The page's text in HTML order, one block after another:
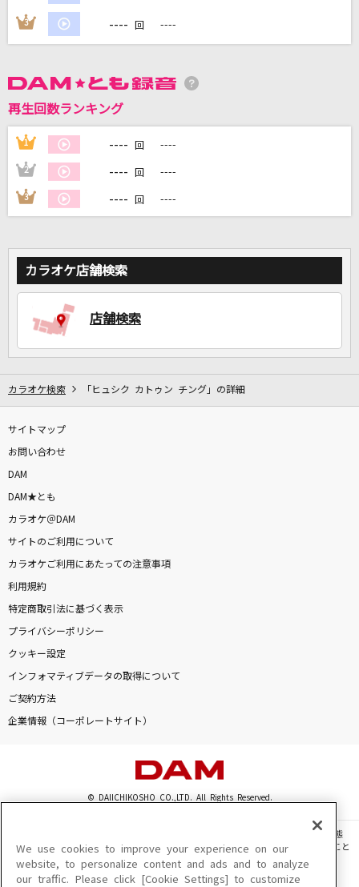
マザーランド
Ado
もっと見る
DAMの新曲・ランキングなど
カラオケ最新情報をチェック！
カラオケをもっと楽しもう！
家族や友達と一緒に！練習にも！
3 ---- 回 ----
再生回数ランキング
1 ---- 回 ----
2 ---- 回 ----
3 ---- 回 ----
カラオケ店舗検索
店舗検索
カラオケ検索 「ヒュシク カトゥン チング」の詳細
サイトマップ
お問い合わせ
DAM
DAM★とも
カラオケ＠DAM
サイトのご利用について
カラオケご利用にあたっての注意事項
利用規約
特定商取引法に基づく表示
プライバシーポリシー
クッキー設定
インフォマティブデータの取得について
ご契約方法
企業情報（コーポレートサイト）
© DAIICHIKOSHO CO.,LTD. All Rights Reserved.
このサイトに掲載されている一切の文章・画像・写真・動画・音声等を、手段や形態
を問わず、著作権法の定める範囲を超えて無断で複製、転載、ファイル化などすること
を禁じます。
楽曲及びコンテンツは、機種によりご利用いただけない場合があります。
We use cookies to improve your experience on our
website, to personalize content and ads and to analyze
our traffic. Please click [Cookie Settings] to customize